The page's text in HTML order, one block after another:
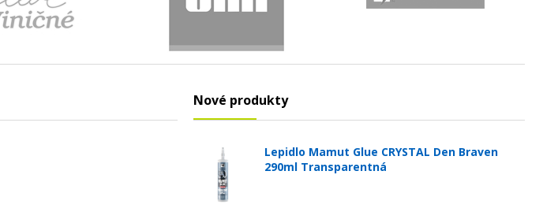
Nové produkty
Lepidlo Mamut Glue CRYSTAL Den Braven
290ml Transparentná